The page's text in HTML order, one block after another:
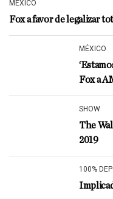
MÉXICO
Fox a favor de legalizar
MÉXICO
Fox a
SHOW
The
2019
100%